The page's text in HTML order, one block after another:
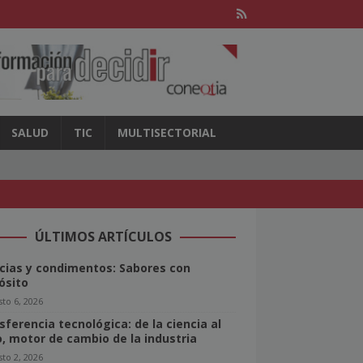
SALUD TIC MULTISECTORIAL
ÚLTIMOS ARTÍCULOS
y condimentos: Sabores con
6, 2026
tecnológica: de la ciencia al
motor de cambio de la industria
2, 2026